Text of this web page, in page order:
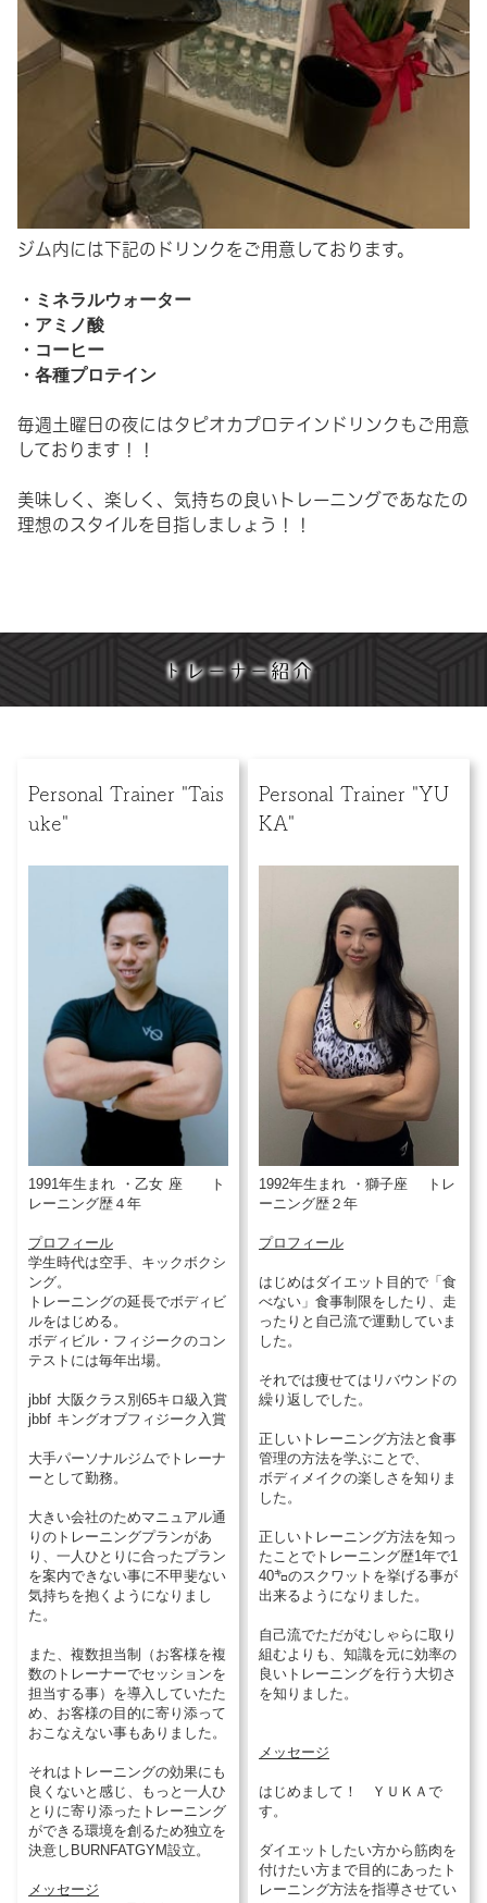
ジム内には下記のドリンクをご用意しております。
・ミネラルウォーター
・アミノ酸
・コーヒー
・各種プロテイン
毎週土曜日の夜にはタピオカプロテインドリンクもご用意
しております！！
美味しく、楽しく、気持ちの良いトレーニングであなたの
理想のスタイルを目指しましょう！！
トレーナー紹介
Personal Trainer "Tais
uke"
1991年生まれ ・乙女 座 ト
レーニング歴４年
プロフィール
学生時代は空手、キックボクシ
ング。
トレーニングの延長でボディビ
ルをはじめる。
ボディビル・フィジークのコン
テストには毎年出場。
jbbf 大阪クラス別65キロ級入賞
jbbf キングオブフィジーク入賞
大手パーソナルジムでトレーナ
ーとして勤務。
大きい会社のためマニュアル通
りのトレーニングプランがあ
り、一人ひとりに合ったプラン
を案内できない事に不甲斐ない
気持ちを抱くようになりまし
た。
また、複数担当制（お客様を複
数のトレーナーでセッションを
担当する事）を導入していたた
め、お客様の目的に寄り添って
おこなえない事もありました。
それはトレーニングの効果にも
良くないと感じ、もっと一人ひ
とりに寄り添ったトレーニング
ができる環境を創るため独立を
決意しBURNFATGYM設立。
メッセージ
Personal Trainer "YU
KA"
1992年生まれ ・獅子座 トレ
ーニング歴２年
プロフィール
はじめはダイエット目的で「食
べない」食事制限をしたり、走
ったりと自己流で運動していま
した。
それでは痩せてはリバウンドの
繰り返しでした。
正しいトレーニング方法と食事
管理の方法を学ぶことで、
ボディメイクの楽しさを知りま
した。
正しいトレーニング方法を知っ
たことでトレーニング歴1年で1
40㌔のスクワットを挙げる事が
出来るようになりました。
自己流でただがむしゃらに取り
組むよりも、知識を元に効率の
良いトレーニングを行う大切さ
を知りました。
メッセージ
はじめまして！ ＹＵＫＡで
す。
ダイエットしたい方から筋肉を
付けたい方まで目的にあったト
レーニング方法を指導させてい